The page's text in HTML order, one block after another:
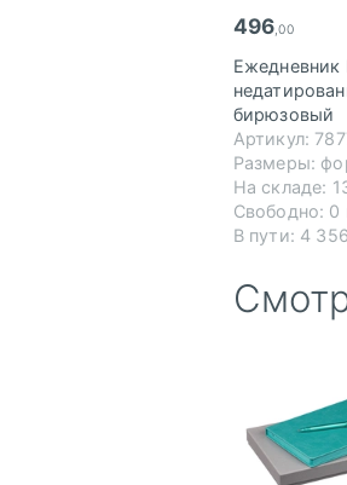
496,00
Ежедневник
бирюзовый
Артикул:
Размеры:
На складе:
Свободно: 0
В пути: 4